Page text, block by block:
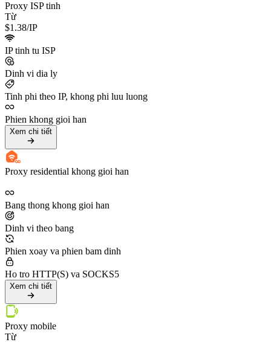
Proxy ISP tinh
Từ
$1.38/IP
IP tinh tu ISP
Dinh vi dia ly
Tinh phi theo IP, khong phi luu luong
Phien khong gioi han
Xem chi tiết
Proxy residential khong gioi han
Bang thong khong gioi han
Dinh vi theo bang
Phien xoay va phien bam dinh
Ho tro HTTP(S) va SOCKS5
Xem chi tiết
Proxy mobile
Từ